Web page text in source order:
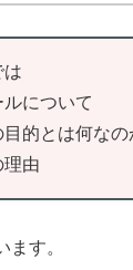
は
について
的とは何なの
由
ます。